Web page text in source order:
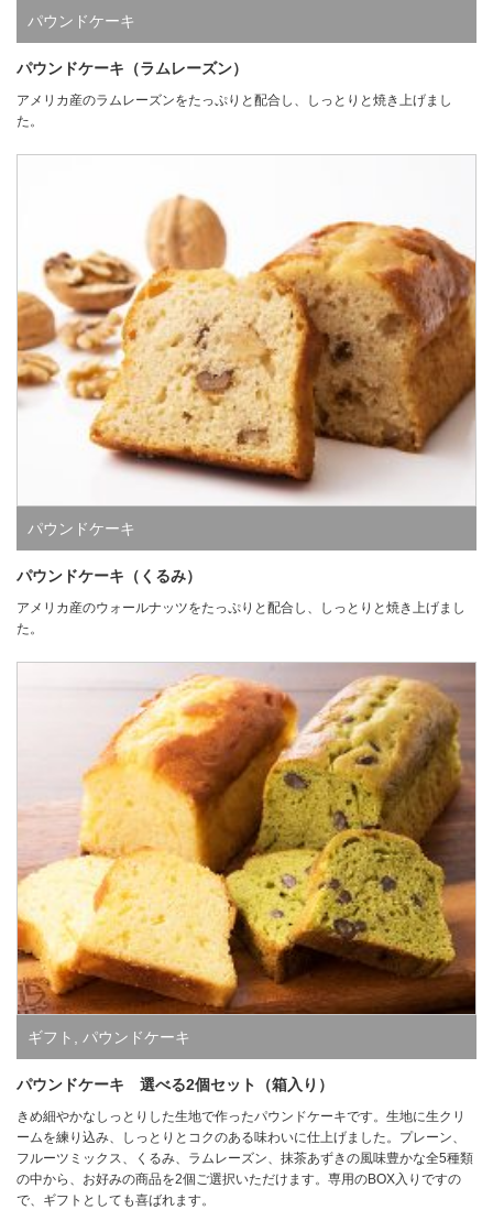
パウンドケーキ
パウンドケーキ（ラムレーズン）
アメリカ産のラムレーズンをたっぷりと配合し、しっとりと焼き上げまし
た。
パウンドケーキ
パウンドケーキ（くるみ）
アメリカ産のウォールナッツをたっぷりと配合し、しっとりと焼き上げまし
た。
ギフト パウンドケーキ
パウンドケーキ 選べる2個セット（箱入り）
きめ細やかなしっとりした生地で作ったパウンドケーキです。生地に生クリ
ームを練り込み、しっとりとコクのある味わいに仕上げました。プレーン、
フルーツミックス、くるみ、ラムレーズン、抹茶あずきの風味豊かな全5種類
の中から、お好みの商品を2個ご選択いただけます。専用のBOX入りですの
で、ギフトとしても喜ばれます。